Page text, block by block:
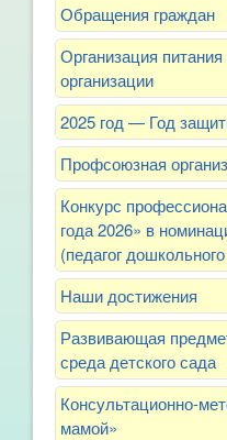
Обращения граждан
Организация
организации
2025 год — Год
Профсоюзная
Конкурс
года 2026» в
(педагог
Наши достижения
Развивающая
среда детского сада
Консультационно-
мамой»